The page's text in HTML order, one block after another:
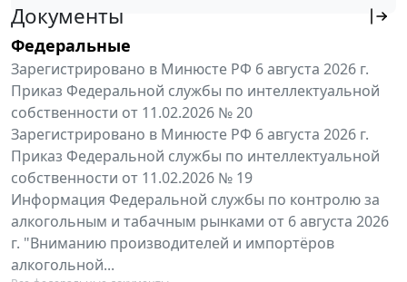
Документы
Федеральные
Зарегистрировано в Минюсте РФ 6 августа 2026 г.
Приказ Федеральной службы по интеллектуальной
собственности от 11.02.2026 № 20
Зарегистрировано в Минюсте РФ 6 августа 2026 г.
Приказ Федеральной службы по интеллектуальной
собственности от 11.02.2026 № 19
Информация Федеральной службы по контролю за
алкогольным и табачным рынками от 6 августа 2026
г. "Вниманию производителей и импортёров
алкогольной...